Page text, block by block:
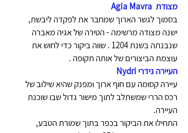
מצודת  Agia Mavra
בסמוך לגשר הארוך שמחבר את לפקדה ליבשת,
ישנה מצודה מרשימה - הטירה של אגיה מאברה
שנבנתה בשנת 1204 . שווה ביקור כדי לחוש את
עוצמת הביצורים של אותה תקופה .
העיירה נידרי Nydri
עיירה קסומה עם חוף ארוך ומפנק שהיא שילוב של
רכס הררי שמשתלב לתוך מישור גדול שבו שוכנת
העיירה.
התחילו את הביקור בכפר בתוך שמורת הטבע,